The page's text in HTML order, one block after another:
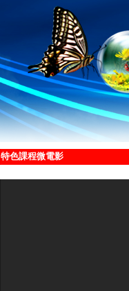
特色課程微電影